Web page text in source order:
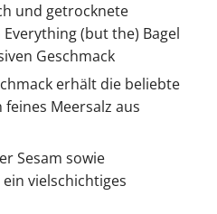
und getrocknete
(but the) Bagel
Geschmack
erhält die beliebte
Meersalz aus
Sesam sowie
vielschichtiges